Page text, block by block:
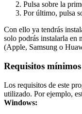
Pulsa sobre la
Por último, pulsa
Con ello ya tendrás
solo podrás instalarla en
(Apple, Samsung o
Requisitos mínimos
Los requisitos de este
utilizado. Por ejemplo,
Windows: